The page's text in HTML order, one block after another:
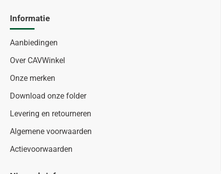
Informatie
Aanbiedingen
Over CAVWinkel
Onze merken
Download onze folder
Levering en retourneren
Algemene voorwaarden
Actievoorwaarden